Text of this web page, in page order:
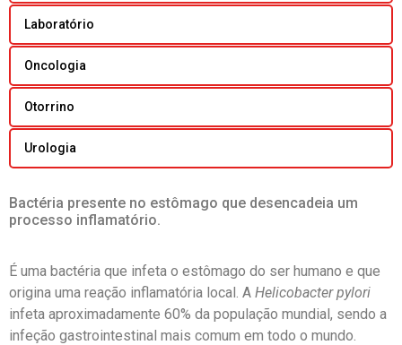
Laboratório
Oncologia
Otorrino
Urologia
Bactéria presente no estômago que desencadeia um
processo inflamatório.
É uma bactéria que infeta o estômago do ser humano e que
origina uma reação inflamatória local. A Helicobacter pylori
infeta aproximadamente 60% da população mundial, sendo a
infeção gastrointestinal mais comum em todo o mundo.